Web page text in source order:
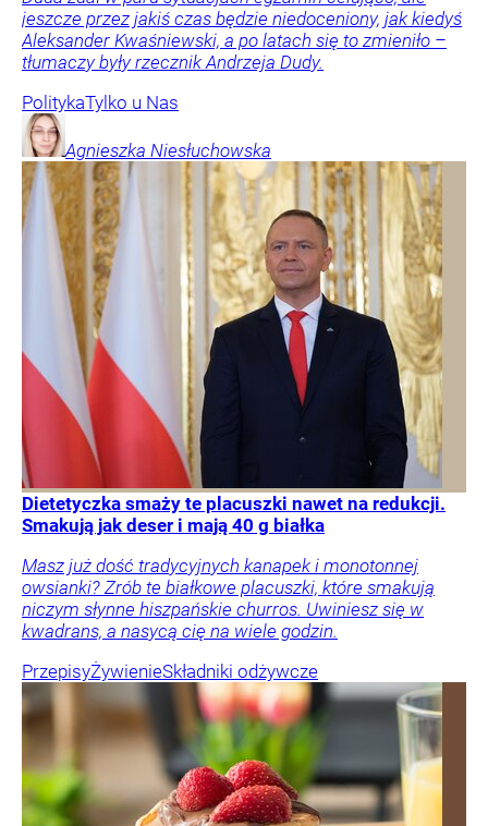
jeszcze przez jakiś czas będzie niedoceniony, jak kiedyś
Aleksander Kwaśniewski, a po latach się to zmieniło –
tłumaczy były rzecznik Andrzeja Dudy.
PolitykaTylko u Nas
Agnieszka Niesłuchowska
Dietetyczka smaży te placuszki nawet na redukcji.
Smakują jak deser i mają 40 g białka
Masz już dość tradycyjnych kanapek i monotonnej
owsianki? Zrób te białkowe placuszki, które smakują
niczym słynne hiszpańskie churros. Uwiniesz się w
kwadrans, a nasycą cię na wiele godzin.
PrzepisyŻywienieSkładniki odżywcze